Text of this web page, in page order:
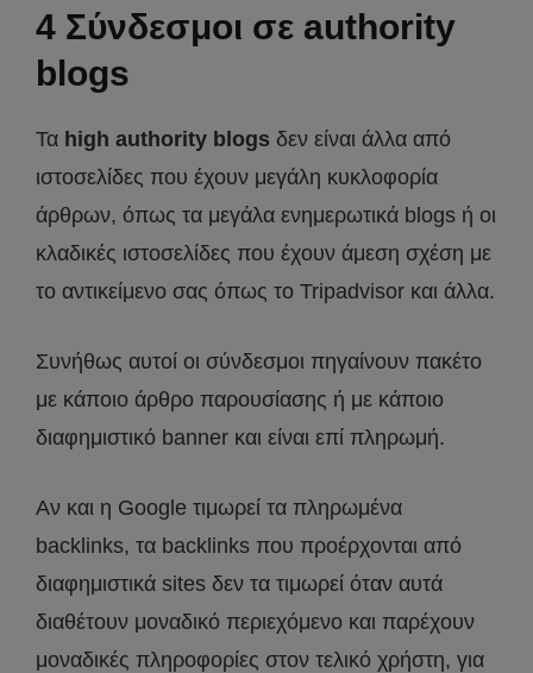
4 Σύνδεσμοι σε authority
blogs
Τα high authority blogs δεν είναι άλλα από
ιστοσελίδες που έχουν μεγάλη κυκλοφορία
άρθρων, όπως τα μεγάλα ενημερωτικά blogs ή οι
κλαδικές ιστοσελίδες που έχουν άμεση σχέση με
το αντικείμενο σας όπως το Tripadvisor και άλλα.
Συνήθως αυτοί οι σύνδεσμοι πηγαίνουν πακέτο
με κάποιο άρθρο παρουσίασης ή με κάποιο
διαφημιστικό banner και είναι επί πληρωμή.
Αν και η Google τιμωρεί τα πληρωμένα
backlinks, τα backlinks που προέρχονται από
διαφημιστικά sites δεν τα τιμωρεί όταν αυτά
διαθέτουν μοναδικό περιεχόμενο και παρέχουν
μοναδικές πληροφορίες στον τελικό χρήστη, για